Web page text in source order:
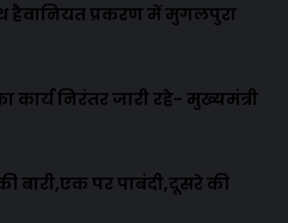
हैवानियत प्रकरण में मुगलपुरा
कार्य निरंतर जारी रहे- मुख्यमंत्री
बारी,एक पर पाबंदी,दूसरे की